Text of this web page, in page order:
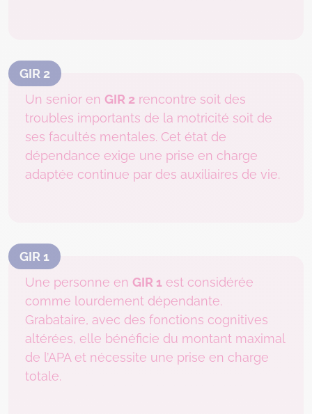
GIR 2
Un senior en GIR 2 rencontre soit des
troubles importants de la motricité soit de
ses facultés mentales. Cet état de
dépendance exige une prise en charge
adaptée continue par des auxiliaires de vie.
GIR 1
Une personne en GIR 1 est considérée
comme lourdement dépendante.
Grabataire, avec des fonctions cognitives
altérées, elle bénéficie du montant maximal
de l’APA et nécessite une prise en charge
totale.